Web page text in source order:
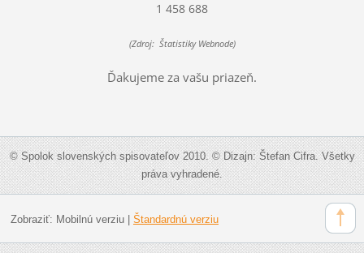
1 458 688
(Zdroj: Štatistiky Webnode)
Ďakujeme za vašu priazeň.
© Spolok slovenských spisovateľov 2010. © Dizajn: Štefan Cifra. Všetky
práva vyhradené.
Zobraziť: Mobilnú verziu| Štandardnú verziu